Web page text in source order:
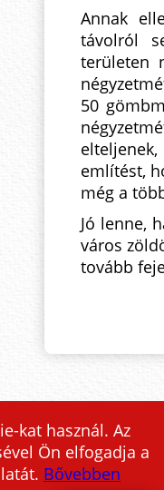
Annak
távolról
területen
50
említést,
még a
Jó lenne,
város
tovább
kat használ. Az
Ön elfogadja a
Bővebben